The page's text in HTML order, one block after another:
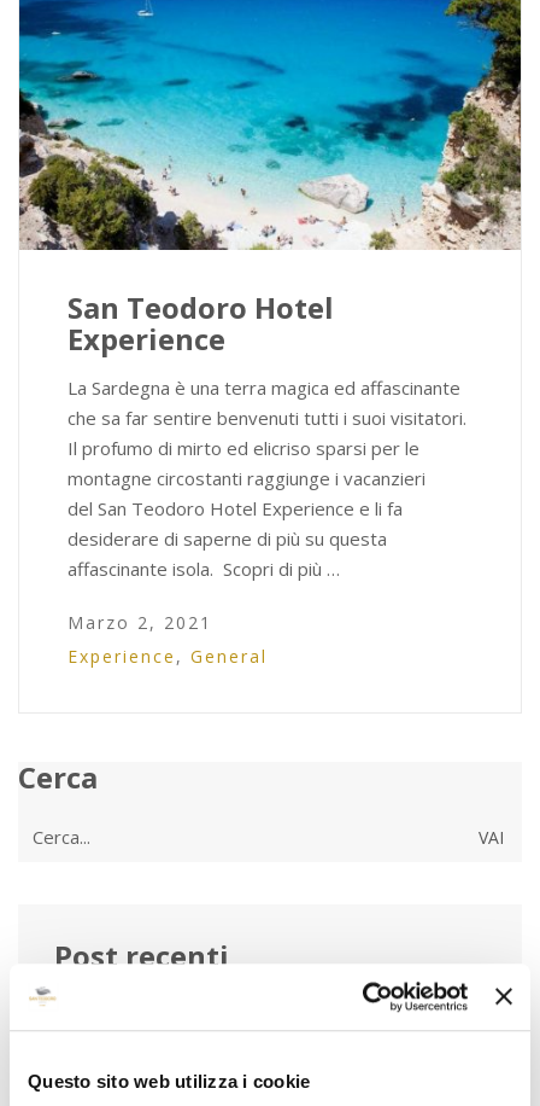
Questo sito web utilizza i cookie
San Teodoro Hotel
Experience
La Sardegna è una terra magica ed affascinante
che sa far sentire benvenuti tutti i suoi visitatori.
Il profumo di mirto ed elicriso sparsi per le
montagne circostanti raggiunge i vacanzieri
del San Teodoro Hotel Experience e li fa
desiderare di saperne di più su questa
affascinante isola. Scopri di più …
Marzo 2, 2021
Experience , General
Cerca
Post recenti
Hotel San Teodoro su Ville&Casali: il design
Eventi Estate 2026 San Teodoro: concerti, festival